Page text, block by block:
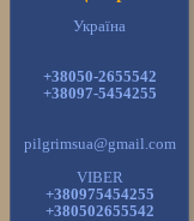
Україна
+38050-2655542
+38097-5454255
pilgrimsua@gmail.com
VIBER
+380975454255
+380502655542